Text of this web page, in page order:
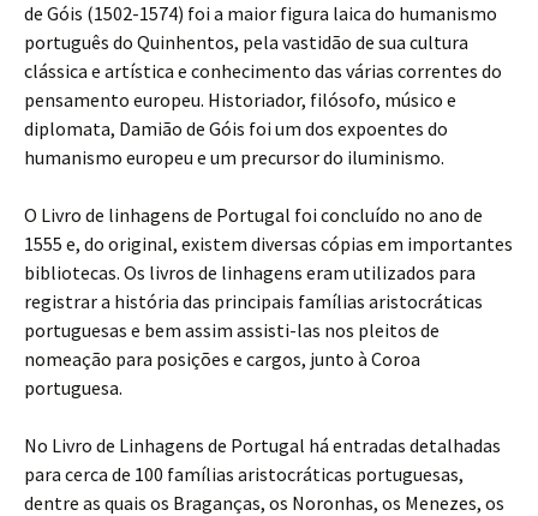
de Góis (1502-1574) foi a maior figura laica do humanismo
português do Quinhentos, pela vastidão de sua cultura
clássica e artística e conhecimento das várias correntes do
pensamento europeu. Historiador, filósofo, músico e
diplomata, Damião de Góis foi um dos expoentes do
humanismo europeu e um precursor do iluminismo.
O Livro de linhagens de Portugal foi concluído no ano de
1555 e, do original, existem diversas cópias em importantes
bibliotecas. Os livros de linhagens eram utilizados para
registrar a história das principais famílias aristocráticas
portuguesas e bem assim assisti-las nos pleitos de
nomeação para posições e cargos, junto à Coroa
portuguesa.
No Livro de Linhagens de Portugal há entradas detalhadas
para cerca de 100 famílias aristocráticas portuguesas,
dentre as quais os Braganças, os Noronhas, os Menezes, os